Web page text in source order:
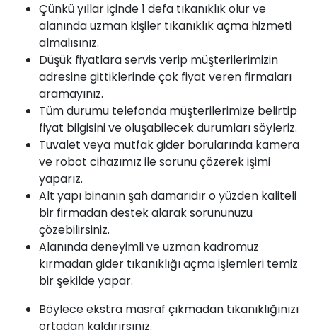
Çünkü yıllar içinde 1 defa tıkanıklık olur ve
alanında uzman kişiler tıkanıklık açma hizmeti
almalısınız.
Düşük fiyatlara servis verip müşterilerimizin
adresine gittiklerinde çok fiyat veren firmaları
aramayınız.
Tüm durumu telefonda müşterilerimize belirtip
fiyat bilgisini ve oluşabilecek durumları söyleriz.
Tuvalet veya mutfak gider borularında kamera
ve robot cihazımız ile sorunu çözerek işimi
yaparız.
Alt yapı binanın şah damarıdır o yüzden kaliteli
bir firmadan destek alarak sorununuzu
çözebilirsiniz.
Alanında deneyimli ve uzman kadromuz
kırmadan gider tıkanıklığı açma işlemleri temiz
bir şekilde yapar.
Böylece ekstra masraf çıkmadan tıkanıklığınızı
ortadan kaldırırsınız.